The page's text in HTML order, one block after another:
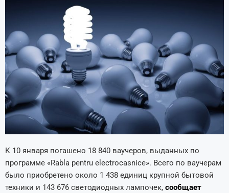
К 10 января погашено 18 840 ваучеров, выданных по
программе «Rabla pentru electrocasnice». Всего по ваучерам
было приобретено около 1 438 единиц крупной бытовой
техники и 143 676 светодиодных лампочек, сообщает